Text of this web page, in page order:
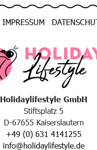
IMPRESSUM
Holidaylifestyle GmbH
Stiftsplatz 5
D-67655 Kaiserslautern
+49 (0) 631 4141255
info@holidaylifestyle.de